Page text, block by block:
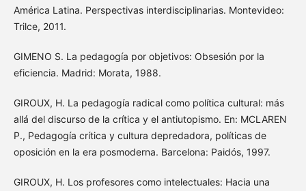
América Latina. Perspectivas interdisciplinarias. Montevideo:
Trilce, 2011.
GIMENO S. La pedagogía por objetivos: Obsesión por la
eficiencia. Madrid: Morata, 1988.
GIROUX, H. La pedagogía radical como política cultural: más
allá del discurso de la crítica y el antiutopismo. En: MCLAREN
P., Pedagogía crítica y cultura depredadora, políticas de
oposición en la era posmoderna. Barcelona: Paidós, 1997.
GIROUX, H. Los profesores como intelectuales: Hacia una